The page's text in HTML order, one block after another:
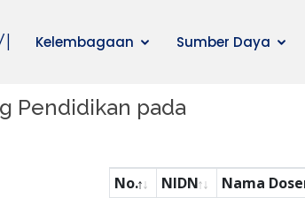
Kelembagaan Sumber Daya
Pendidikan pada
No. NIDN
Nama